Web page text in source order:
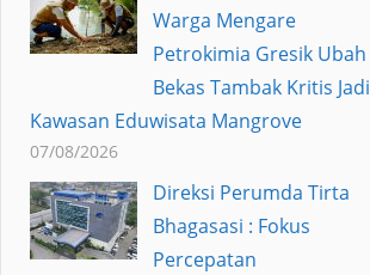
Warga Mengare
Petrokimia Gresik Ubah
Bekas Tambak Kritis Jadi
Kawasan Eduwisata Mangrove
07/08/2026
Direksi Perumda Tirta
Bhagasasi : Fokus
Percepatan